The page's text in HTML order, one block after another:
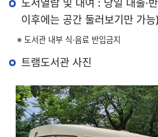
도서열람 및 대여 : 당일 대출·
이후에는 공간 둘러보기만 가능)
※ 도서관 내부 식·음료 반입금지
트램도서관 사진